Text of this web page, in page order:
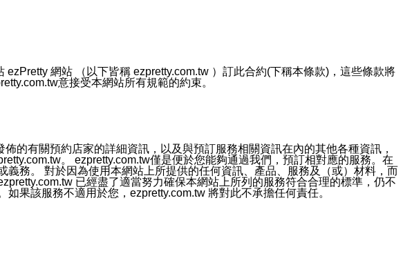
。
以下三個條件者，將可收到通知型訊息。
網站 （以下皆稱 ezpretty.com.tw ）訂此合約(下稱本條款)，這些條款將
意接受本網站所有規範的約束。
的有關預約店家的詳細資訊，以及與預訂服務相關資訊在內的其他各種資訊，
。 ezpretty.com.tw僅是便於您能夠通過我們，預訂相對應的服務。在
務。 對於因為使用本網站上所提供的任何資訊、產品、服務及（或）材料，而
已經盡了適當努力確保本網站上所列的服務符合合理的標準，仍不
果該服務不適用於您，ezpretty.com.tw 將對此不承擔任何責任。